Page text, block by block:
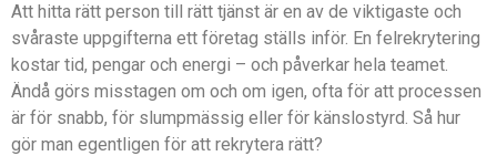
Att hitta rätt person till rätt tjänst är en av de viktigaste och
svåraste uppgifterna ett företag ställs inför. En felrekrytering
kostar tid, pengar och energi – och påverkar hela teamet.
Ändå görs misstagen om och om igen, ofta för att processen
är för snabb, för slumpmässig eller för känslostyrd. Så hur
gör man egentligen för att rekrytera rätt?